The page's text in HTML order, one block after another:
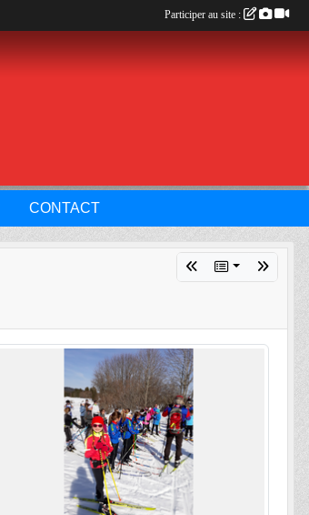
CONTACT
Participer au site :